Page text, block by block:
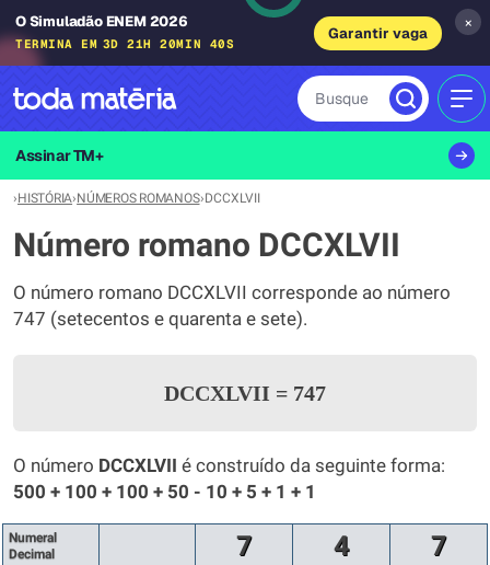
O Simuladão ENEM 2026
TERMINA EM 3D 21H 20MIN 40S
Garantir vaga
×
Busque
Assinar TM+
›HISTÓRIA›NÚMEROS ROMANOS›DCCXLVII
Número romano DCCXLVII
O número romano DCCXLVII corresponde ao número
747 (setecentos e quarenta e sete).
DCCXLVII = 747
O número DCCXLVII é construído da seguinte forma:
500 + 100 + 100 + 50 - 10 + 5 + 1 + 1
Numeral
Decimal
7 4 7